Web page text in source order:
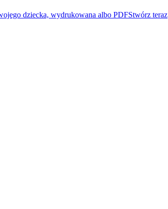
dziecka, wydrukowana albo PDFStwórz teraz